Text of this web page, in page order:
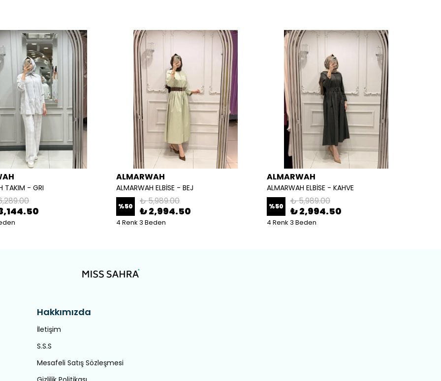
TAKIM - GRI
ALMARWAH
ALMARWAH ELBİSE - BEJ
%50 ₺ 5,989.00
₺ 2,994.50
4 Renk 3 Beden
ALMARWAH
ALMARWAH ELBİSE - KAHVE
%50 ₺ 5,989.00
₺ 2,994.50
4 Renk 3 Beden
Hakkımızda
İletişim
S.S.S
Mesafeli Satış Sözleşmesi